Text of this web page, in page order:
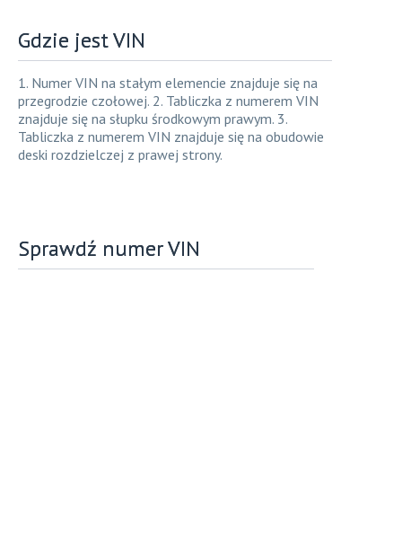
Gdzie jest VIN
1. Numer VIN na stałym elemencie znajduje się na
przegrodzie czołowej. 2. Tabliczka z numerem VIN
znajduje się na słupku środkowym prawym. 3.
Tabliczka z numerem VIN znajduje się na obudowie
deski rozdzielczej z prawej strony.
Sprawdź numer VIN